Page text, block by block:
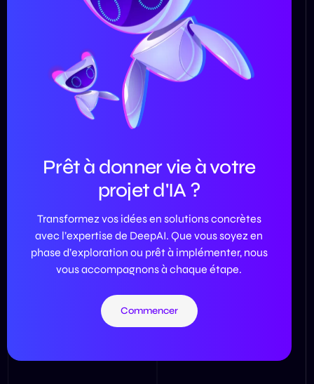
Prêt à donner vie à votre
projet d'IA ?
Transformez vos idées en solutions concrètes
avec l’expertise de DeepAI. Que vous soyez en
phase d’exploration ou prêt à implémenter, nous
vous accompagnons à chaque étape.
Commencer